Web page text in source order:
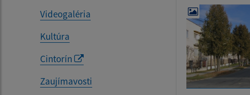
Videogaléria
Kultúra
Cintorín
Zaujímavosti